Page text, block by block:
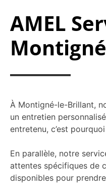
AMEL
À Montigné-le-Brillant,
un entretien
entretenu, c’est
En parallèle, notre
attentes spécifiques de
disponibles pour